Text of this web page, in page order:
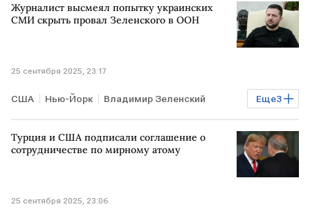
Журналист высмеял попытку украинских
СМИ скрыть провал Зеленского в ООН
25 сентября 2025, 23:17
Еще3
США Нью-Йорк Владимир Зеленский
Дональд Трамп ООН В мире
Турция и США подписали соглашение о
сотрудничестве по мирному атому
25 сентября 2025, 23:06